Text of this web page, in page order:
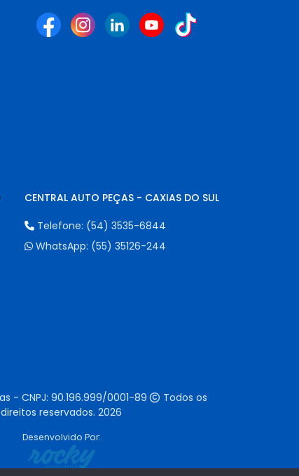
CENTRAL AUTO PEÇAS - CAXIAS DO SUL
Telefone: (54) 3535-6844
WhatsApp: (55) 35126-244
- CNPJ: 90.196.999/0001-89
Todos os
direitos reservados. 2026
Desenvolvido Por: